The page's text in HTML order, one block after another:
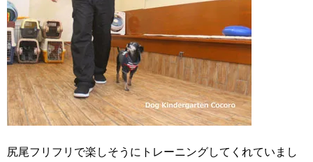
尻尾フリフリで楽しそうにトレーニングしてくれていまし